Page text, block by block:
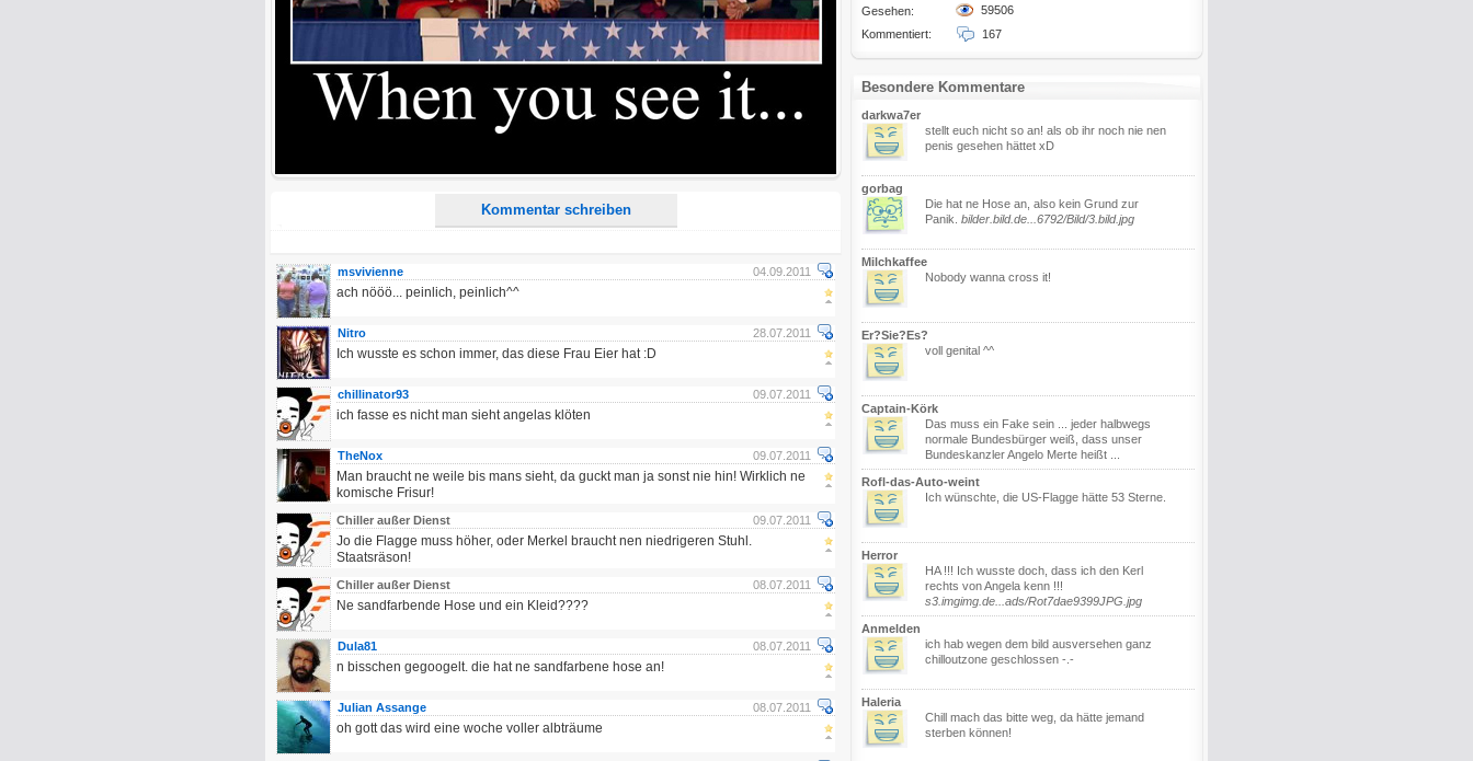
Kommentar schreiben
Alle HTML-Tags außer <br>, <strike> und <i> werden aus Deinem Kommentar entfernt.
URLs werden automatisch umgewandelt. Bitte verwende "www." oder "http://" in URLs
Ich möchte eine E-Mail, wenn zu meinem Kommentar Antworten erscheinen.
04.09.2011
msvivienne
ach nööö... peinlich, peinlich^^
28.07.2011
Nitro
Ich wusste es schon immer, das diese Frau Eier hat :D
09.07.2011
chillinator93
ich fasse es nicht man sieht angelas klöten
09.07.2011
TheNox
Man braucht ne weile bis mans sieht, da guckt man ja sonst nie hin! Wirklich ne
komische Frisur!
09.07.2011
Chiller außer Dienst
Jo die Flagge muss höher, oder Merkel braucht nen niedrigeren Stuhl.
Staatsräson!
08.07.2011
Chiller außer Dienst
Ne sandfarbende Hose und ein Kleid????
08.07.2011
Dula81
n bisschen gegoogelt. die hat ne sandfarbene hose an!
08.07.2011
Julian Assange
oh gott das wird eine woche voller albträume
Gesehen:
Kommentiert:
59506
167
Besondere Kommentare
darkwa7er
stellt euch nicht so an! als ob ihr noch nie nen
penis gesehen hättet xD
gorbag
Die hat ne Hose an, also kein Grund zur
Panik. bilder.bild.de...6792/Bild/3.bild.jpg
Milchkaffee
Nobody wanna cross it!
Er?Sie?Es?
voll genital ^^
Captain-Körk
Das muss ein Fake sein ... jeder halbwegs
normale Bundesbürger weiß, dass unser
Bundeskanzler Angelo Merte heißt ...
Rofl-das-Auto-weint
Ich wünschte, die US-Flagge hätte 53 Sterne.
Herror
HA !!! Ich wusste doch, dass ich den Kerl
rechts von Angela kenn !!!
s3.imgimg.de...ads/Rot7dae9399JPG.jpg
Anmelden
ich hab wegen dem bild ausversehen ganz
chilloutzone geschlossen -.-
Haleria
Chill mach das bitte weg, da hätte jemand
sterben können!